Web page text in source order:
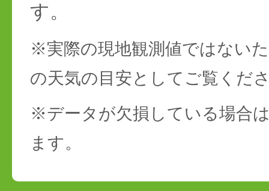
す。
※実際の現地観測値ではない
の天気の目安としてご覧くだ
※データが欠損している場合
ます。